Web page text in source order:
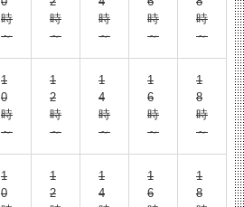
時
～
時
～
時
～
時
～
時
～
1
0
時
～
1
2
時
～
1
4
時
～
1
6
時
～
1
8
時
～
1
0
1
2
1
4
1
6
1
8